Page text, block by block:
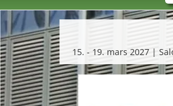
15. - 19. mars 2027 |